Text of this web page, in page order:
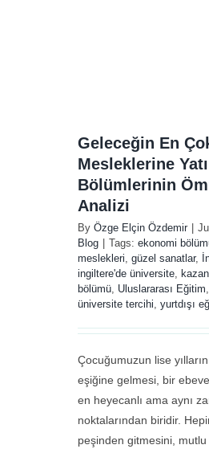
Geleceğin En
Mesleklerine
Bölümlerinin
Analizi
By Özge Elçin Özdemir
Blog
Tags: ekonomi
meslekleri, güzel sanatlar,
ingiltere'de üniversite,
bölümü, Uluslararası Eğitim,
üniversite tercihi, yurtdışı
Çocuğumuzun lise
eşiğine gelmesi, bir
en heyecanlı ama aynı
noktalarından biridir.
peşinden gitmesini,